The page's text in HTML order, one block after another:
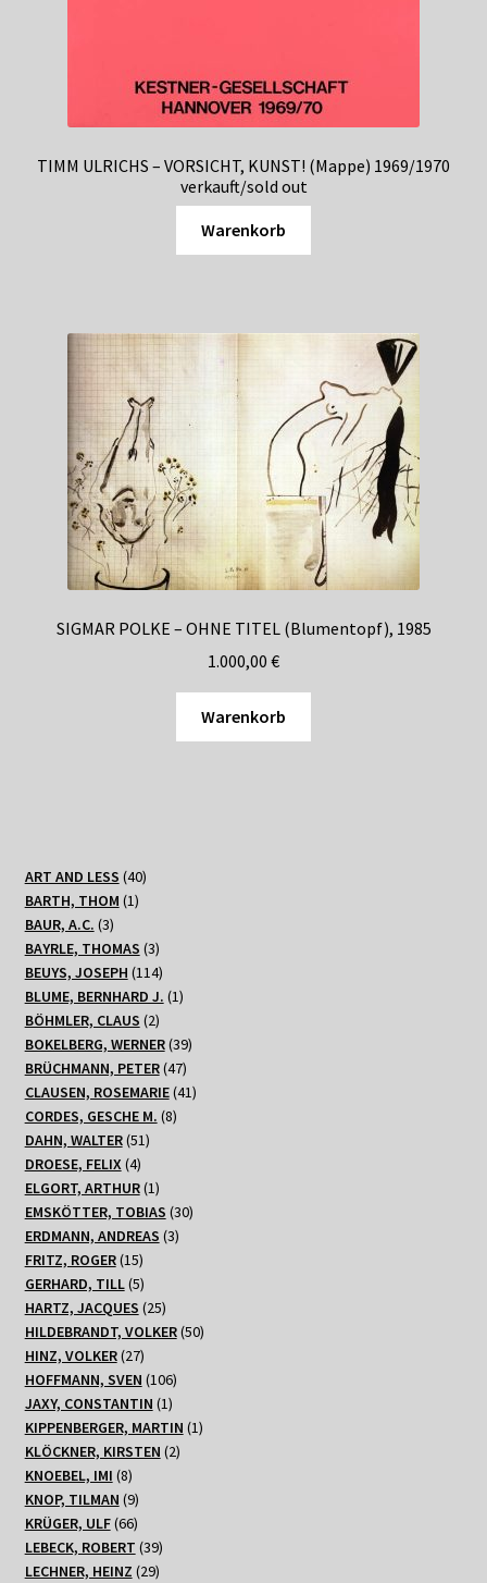
TIMM ULRICHS – VORSICHT, KUNST! (Mappe) 1969/1970
verkauft/sold out
Warenkorb
SIGMAR POLKE – OHNE TITEL (Blumentopf), 1985
1.000,00 €
Warenkorb
ART AND LESS 4040
BARTH, THOM 11
BAUR, A.C. 33
Produkte
BAYRLE, THOMAS 33
Produkte
BEUYS, JOSEPH 114114
Produkte
BLUME, BERNHARD J. 11
BÖHMLER, CLAUS 22
Produkte
BOKELBERG, WERNER 3939
BRÜCHMANN, PETER 4747
Produkte
CLAUSEN, ROSEMARIE 4141
CORDES, GESCHE M. 88
DAHN, WALTER 5151
DROESE, FELIX 44
Produkte
ELGORT, ARTHUR 11
Produkt
EMSKÖTTER, TOBIAS 3030
ERDMANN, ANDREAS 33
FRITZ, ROGER 1515
Produkte
GERHARD, TILL 55
Produkte
HARTZ, JACQUES 2525
Produkte
HILDEBRANDT, VOLKER 5050
HINZ, VOLKER 2727
Produkte
HOFFMANN, SVEN 106106
Produkte
JAXY, CONSTANTIN 11
Produkt
KIPPENBERGER, MARTIN 11
KLÖCKNER, KIRSTEN 22
KNOEBEL, IMI 88
Produkte
KNOP, TILMAN 99
Produkte
KRÜGER, ULF 6666
Produkte
LEBECK, ROBERT 3939
Produkte
LECHNER, HEINZ 2929